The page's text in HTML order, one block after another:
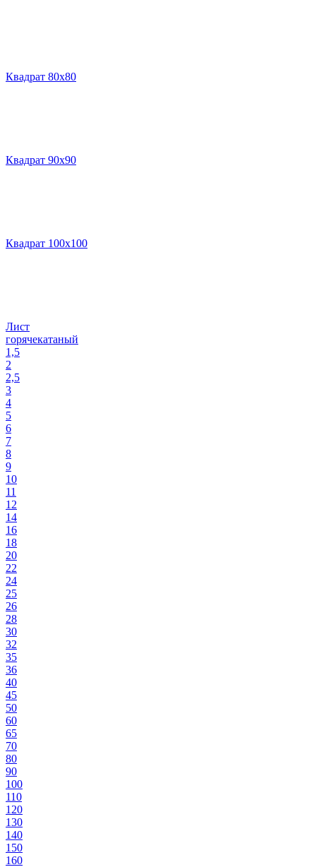
Квадрат 80х80
Квадрат 90х90
Квадрат 100х100
Лист
горячекатаный
1,5
2
2,5
3
4
5
6
7
8
9
10
11
12
14
16
18
20
22
24
25
26
28
30
32
35
36
40
45
50
60
65
70
80
90
100
110
120
130
140
150
160